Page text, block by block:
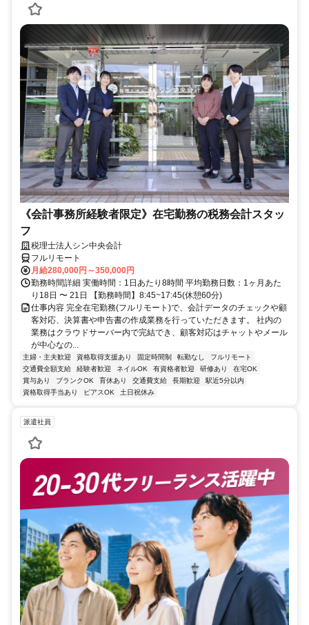
《会計事務所経験者限定》在宅勤務の税務会計スタッ
フ
税理士法人シン中央会計
フルリモート
月給280,000円～350,000円
勤務時間詳細 実働時間：1日あたり8時間 平均勤務日数：1ヶ月あた
り18日 〜 21日 【勤務時間】8:45~17:45(休憩60分)
仕事内容 完全在宅勤務(フルリモート)で、会計データのチェックや顧
客対応、決算書や申告書の作成業務を行っていただきます。 社内の
業務はクラウドサーバー内で完結でき、顧客対応はチャットやメール
が中心なの...
主婦・主夫歓迎 資格取得支援あり 固定時間制 転勤なし
フルリモート
交通費全額支給
経験者歓迎 ネイルOK 有資格者歓迎 研修あり
在宅OK
賞与あり
ブランクOK 育休あり 交通費支給 長期歓迎
駅近5分以内
資格取得手当あり
ピアスOK 土日祝休み
派遣社員